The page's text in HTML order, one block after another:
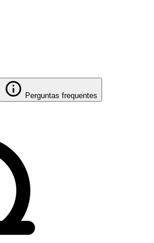
Perguntas frequentes